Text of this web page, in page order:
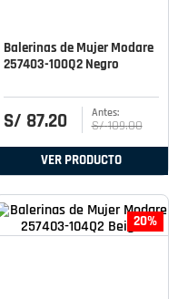
Balerinas de Mujer Modare
257403-100Q2 Negro
S/ 87.20 S/ 109.00
VER PRODUCTO
20%